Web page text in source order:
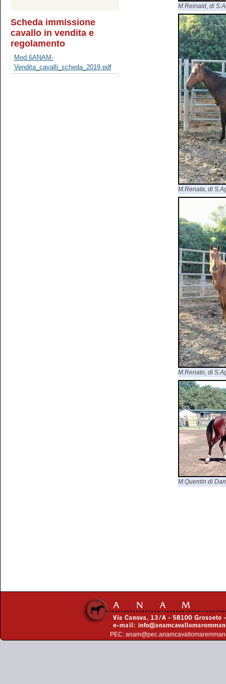
Scheda immissione
cavallo in vendita e
regolamento
Mod.6ANAM-
Vendita_cavalli_scheda_2019.pdf
M.Reinald, di
M.Renata, di
M.Renato, di
M.Quentin di
PEC: